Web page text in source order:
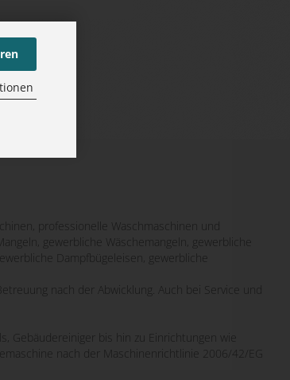
professionelle Waschmaschinen und
gewerbliche Wäschemangeln, gewerbliche
Dampfbügeleisen, gewerbliche
nach der Abwicklung. Auch bei Service und
Gebäudereiniger bis hin zu Einrichtungen wie
nach der Maschinenrichtlinie 2006/42/EG